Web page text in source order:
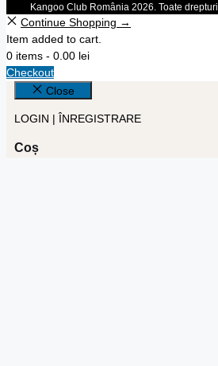
Kangoo Club România 2026. Toate
Continue Shopping →
Item added to cart.
0 items - 0.00 lei
Checkout
Close
LOGIN | ÎNREGISTRARE
Coș